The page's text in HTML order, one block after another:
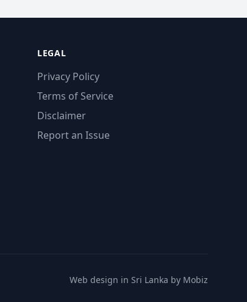
LEGAL
Privacy Policy
Terms of Service
Disclaimer
Report an Issue
Web design in Sri Lanka by Mobiz